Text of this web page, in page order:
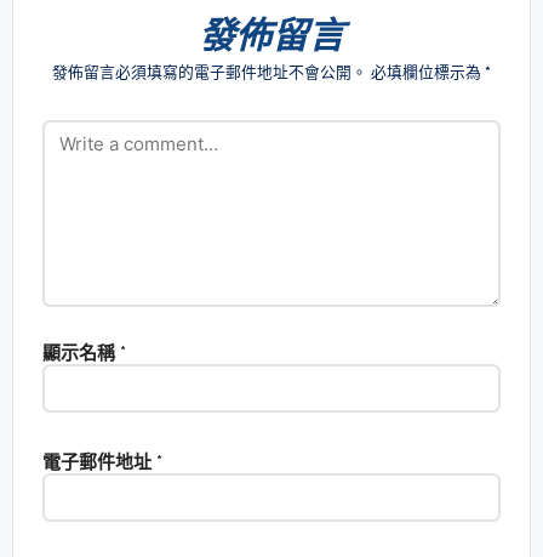
發佈留言
發佈留言必須填寫的電子郵件地址不會公開。 必填欄位標示為 *
顯示名稱 *
電子郵件地址 *